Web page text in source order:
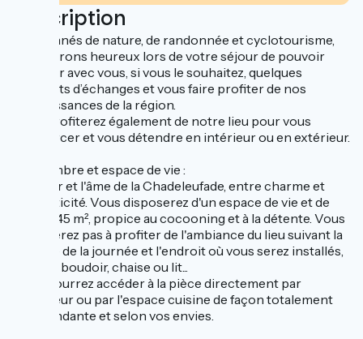
Description
Passionnés de nature, de randonnée et cyclotourisme,
nous serons heureux lors de votre séjour de pouvoir
partager avec vous, si vous le souhaitez, quelques
moments d’échanges et vous faire profiter de nos
connaissances de la région.
Vous profiterez également de notre lieu pour vous
ressourcer et vous détendre en intérieur ou en extérieur.
La chambre et espace de vie :
Le cœur et l'âme de la Chadeleufade, entre charme et
authenticité. Vous disposerez d'un espace de vie et de
nuit de 45 m², propice au cocooning et à la détente. Vous
n'hésiterez pas à profiter de l'ambiance du lieu suivant la
période de la journée et l'endroit où vous serez installés,
canapé, boudoir, chaise ou lit...
Vous pourrez accéder à la pièce directement par
l'extérieur ou par l'espace cuisine de façon totalement
indépendante et selon vos envies.